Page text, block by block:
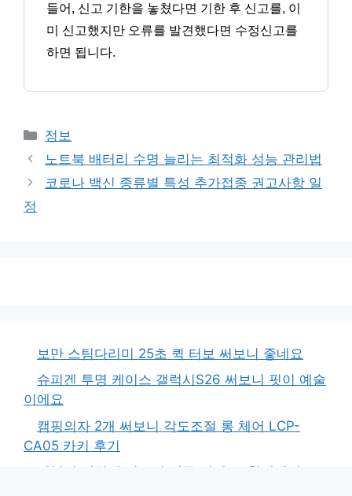
들어, 신고 기한을 놓쳤다면 기한 후 신고를, 이
미 신고했지만 오류를 발견했다면 수정신고를
하면 됩니다.
카
테
리
정보
노트북 배터리 수명 늘리는 최적화 성능 관리법
코로나 백신 종류별 특성 추가접종 권고사항 일
정
보만 스팀다리미 25초 퀵 터보 써보니 좋네요
슈피겐 투명 케이스 갤럭시S26 써보니 핏이 예술
이에요
캠핑의자 2개 써보니 각도조절 롱 체어 LCP-
CA05 카키 후기
태블릿 거치대 써보니 너무 편해요, 침대에서도